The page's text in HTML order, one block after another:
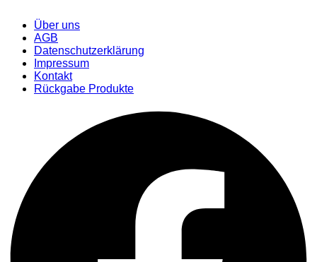
Über uns
AGB
Datenschutzerklärung
Impressum
Kontakt
Rückgabe Produkte